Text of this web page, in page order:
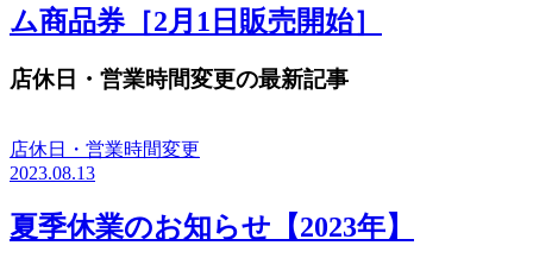
ム商品券［2月1日販売開始］
店休日・営業時間変更の最新記事
店休日・営業時間変更
2023.08.13
夏季休業のお知らせ【2023年】